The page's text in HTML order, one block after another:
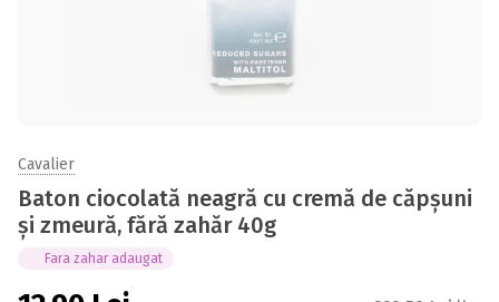
Cavalier
Baton ciocolată neagră cu cremă de căpșuni
și zmeură, fără zahăr 40g
Fara zahar adaugat